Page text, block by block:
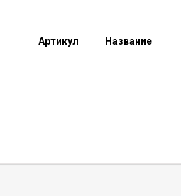
Артикул Название